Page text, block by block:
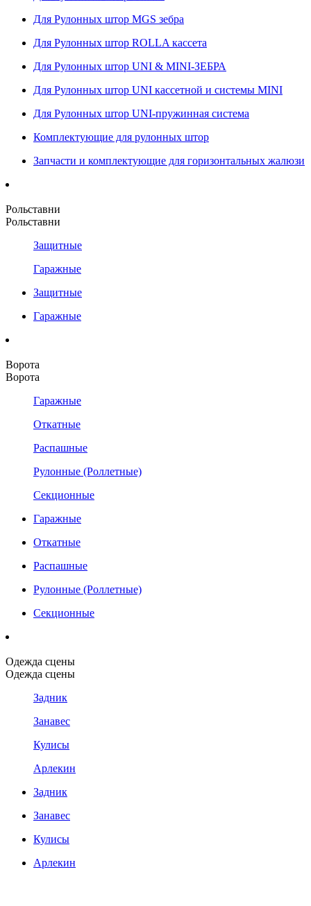
Для Рулонных штор MGS зебра
Для Рулонных штор ROLLA кассета
Для Рулонных штор UNI & MINI-ЗЕБРА
Для Рулонных штор UNI кассетной и системы MINI
Для Рулонных штор UNI-пружинная система
Комплектующие для рулонных штор
Запчасти и комплектующие для горизонтальных жалюзи
Рольставни
Рольставни
Защитные
Гаражные
Защитные
Гаражные
Ворота
Ворота
Гаражные
Откатные
Распашные
Рулонные (Роллетные)
Секционные
Гаражные
Откатные
Распашные
Рулонные (Роллетные)
Секционные
Одежда сцены
Одежда сцены
Задник
Занавес
Кулисы
Арлекин
Задник
Занавес
Кулисы
Арлекин